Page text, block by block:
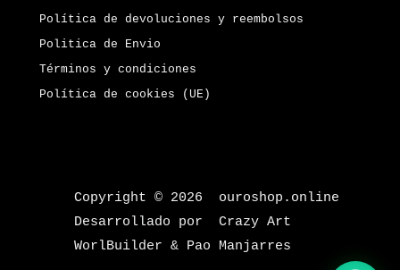
Política de devoluciones y reembolsos
Politica de Envio
Términos y condiciones
Política de cookies (UE)
Copyright © 2026 ouroshop.online
Desarrollado por Crazy Art
WorlBuilder & Pao Manjarres